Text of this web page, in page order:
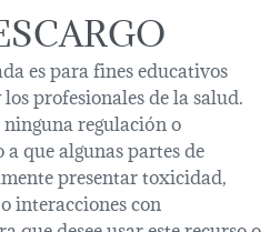
es para fines educativos
profesionales de la salud.
regulación o
que algunas partes de
presentar toxicidad,
interacciones con